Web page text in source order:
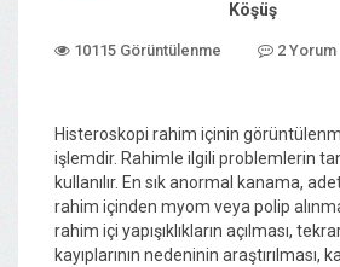
Köşüş
10115 Görüntülenme 2 Yorum
Histeroskopi rahim içinin
işlemdir. Rahimle ilgili problemlerin
kullanılır. En sık anormal kanama,
rahim içinden myom veya polip
rahim içi yapışıklıkların açılması,
kayıplarının nedeninin araştırılması,